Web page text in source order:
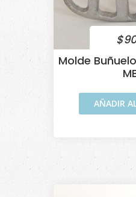
$
Molde
AÑADIR